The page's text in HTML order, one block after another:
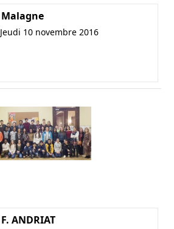
Malagne
Jeudi 10 novembre 2016
F. ANDRIAT